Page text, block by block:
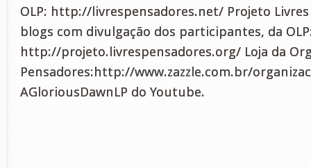
OLP: http://livrespensadores.net/ Projeto Livres
blogs com divulgação dos participantes, da
http://projeto.livrespensadores.org/ Loja da
Pensadores:http://www.zazzle.com.br/
AGloriousDawnLP do Youtube.